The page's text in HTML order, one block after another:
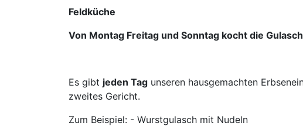
Feldküche
Von Montag Freitag und Sonntag kocht die
Es gibt jeden Tag unseren hausgemachten
zweites Gericht.
Zum Beispiel: - Wurstgulasch mit Nudeln